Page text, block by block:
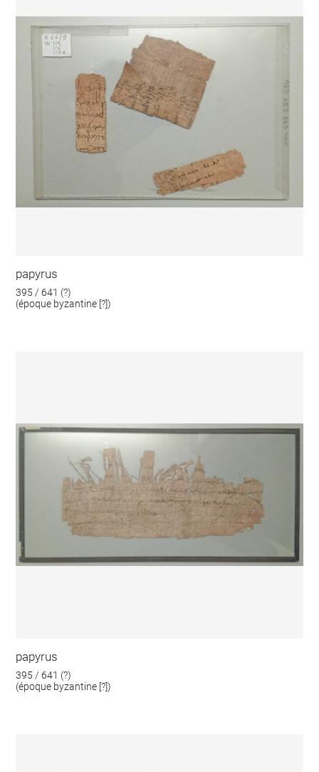
papyrus
395 / 641 (?)
(époque byzantine [?])
papyrus
395 / 641 (?)
(époque byzantine [?])